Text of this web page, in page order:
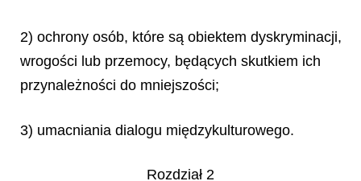
2) ochrony osób, które są obiektem dyskryminacji,
wrogości lub przemocy, będących skutkiem ich
przynależności do mniejszości;
3) umacniania dialogu międzykulturowego.
Rozdział 2